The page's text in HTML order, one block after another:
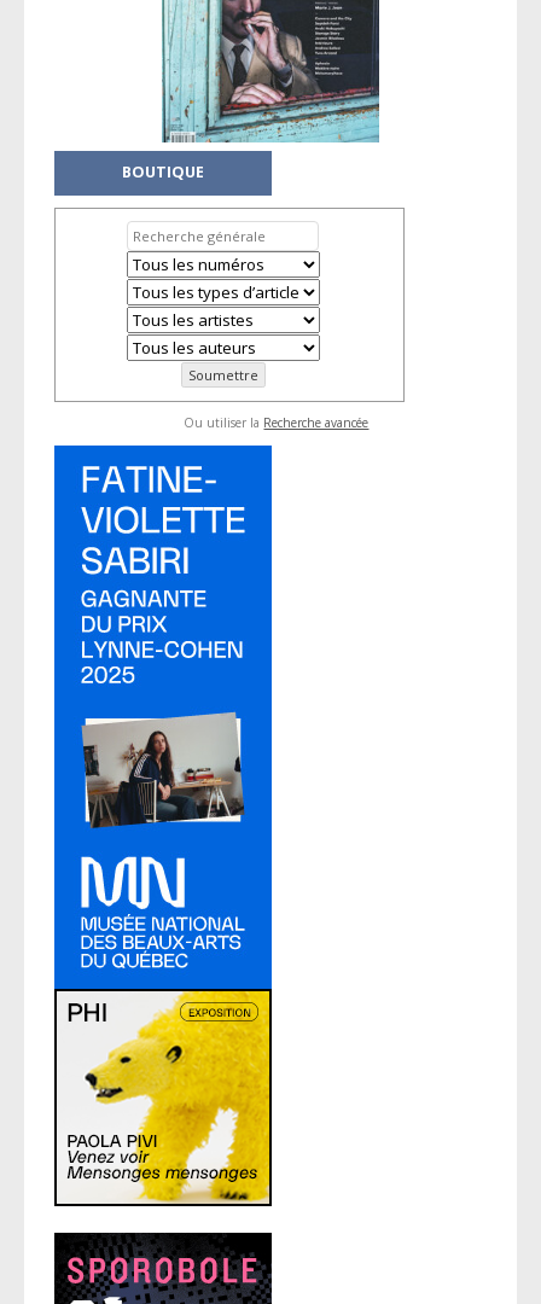
BOUTIQUE
Ou utiliser la Recherche avancée